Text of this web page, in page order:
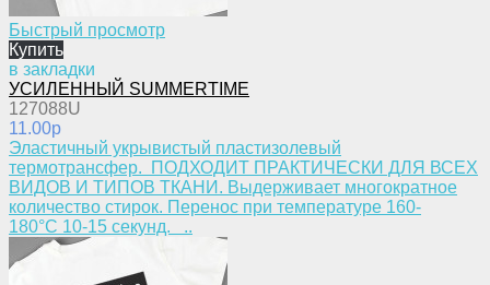
Быстрый просмотр
Купить
в закладки
УСИЛЕННЫЙ SUMMERTIME
127088U
11.00p
​Эластичный укрывистый пластизолевый
термотрансфер. ПОДХОДИТ ПРАКТИЧЕСКИ ДЛЯ ВСЕХ
ВИДОВ И ТИПОВ ТКАНИ. Выдерживает многократное
количество стирок. Перенос при температуре 160-
180°С 10-15 секунд. ..